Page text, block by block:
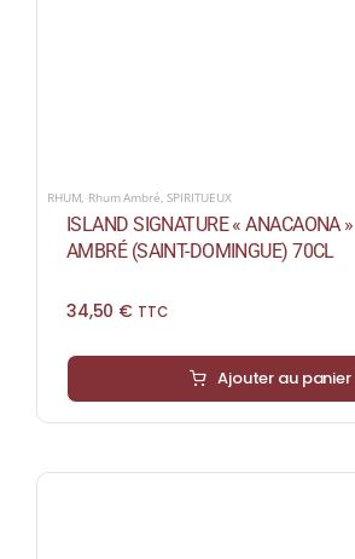
RHUM Rhum Ambré ,SPIRITUEUX
ISLAND SIGNATURE « ANACAONA
AMBRÉ (SAINT-DOMINGUE) 70CL
34,50 € TTC
Ajouter au panier